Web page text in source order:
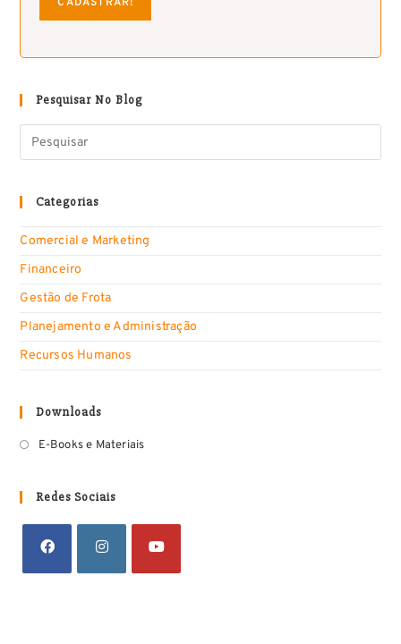
Pesquisar No Blog
Categorias
Comercial e Marketing
Financeiro
Gestão de Frota
Planejamento e Administração
Recursos Humanos
Downloads
E-Books e Materiais
Redes Sociais